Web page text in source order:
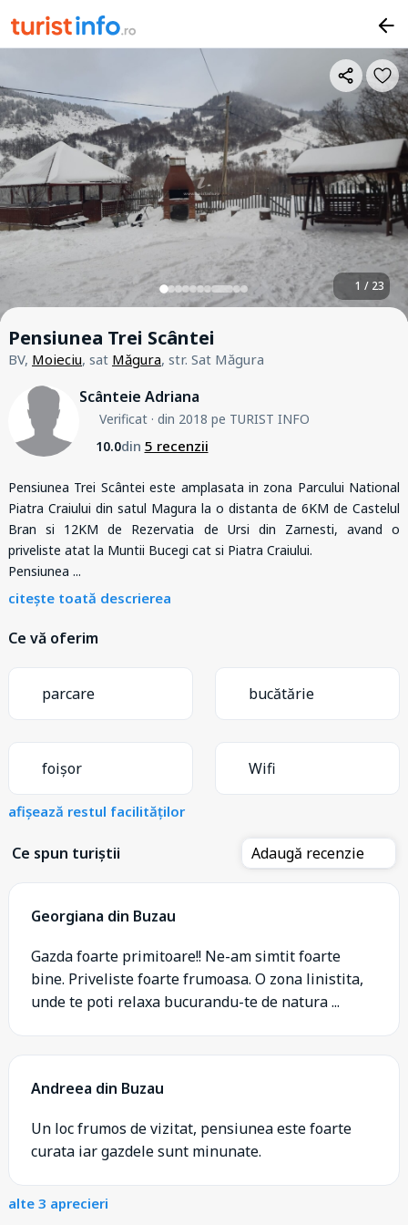
1 / 23
Pensiunea Trei Scântei
BV, Moieciu, sat Măgura, str. Sat Măgura
Scânteie Adriana
Verificat· din 2018 pe TURIST INFO
10.0din 5 recenzii
Pensiunea Trei Scântei este amplasata in zona Parcului National
Piatra Craiului din satul Magura la o distanta de 6KM de Castelul
Bran si 12KM de Rezervatia de Ursi din Zarnesti, avand o
priveliste atat la Muntii Bucegi cat si Piatra Craiului.
Pensiunea ...
citește toată descrierea
Ce vă oferim
parcare bucătărie
foișor Wifi
afișează restul facilităților
Ce spun turiștii Adaugă recenzie
Georgiana din Buzau
Gazda foarte primitoare!! Ne-am simtit foarte
bine. Priveliste foarte frumoasa. O zona linistita,
unde te poti relaxa bucurandu-te de natura ...
Andreea din Buzau
Un loc frumos de vizitat, pensiunea este foarte
curata iar gazdele sunt minunate.
alte 3 aprecieri